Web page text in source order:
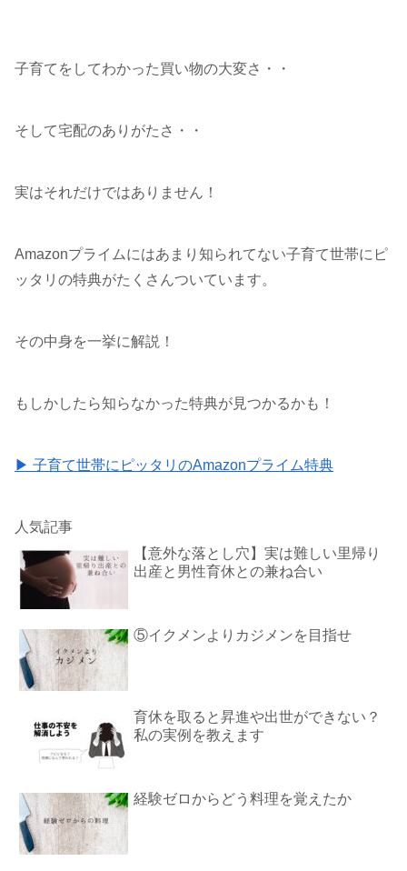
子育てをしてわかった買い物の大変さ・・
そして宅配のありがたさ・・
実はそれだけではありません！
Amazonプライムにはあまり知られてない子育て世帯にピ
ッタリの特典がたくさんついています。
その中身を一挙に解説！
もしかしたら知らなかった特典が見つかるかも！
▶ 子育て世帯にピッタリのAmazonプライム特典
人気記事
【意外な落とし穴】実は難しい里帰り
出産と男性育休との兼ね合い
⑤イクメンよりカジメンを目指せ
育休を取ると昇進や出世ができない？
私の実例を教えます
経験ゼロからどう料理を覚えたか